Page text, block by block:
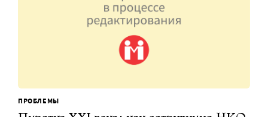
ПРОБЛЕМЫ